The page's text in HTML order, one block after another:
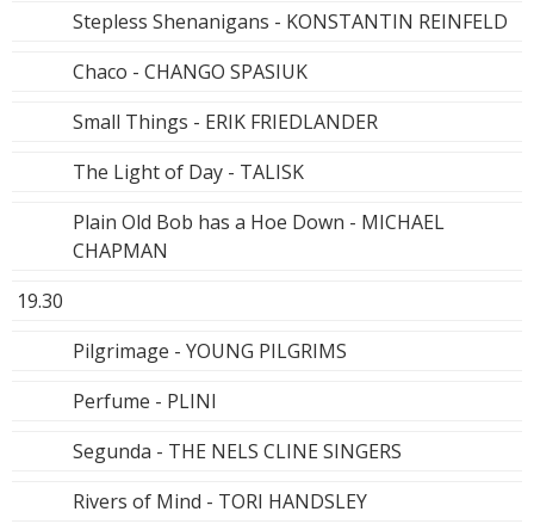
Stepless Shenanigans - KONSTANTIN REINFELD
Chaco - CHANGO SPASIUK
Small Things - ERIK FRIEDLANDER
The Light of Day - TALISK
Plain Old Bob has a Hoe Down - MICHAEL
CHAPMAN
19.30
Pilgrimage - YOUNG PILGRIMS
Perfume - PLINI
Segunda - THE NELS CLINE SINGERS
Rivers of Mind - TORI HANDSLEY